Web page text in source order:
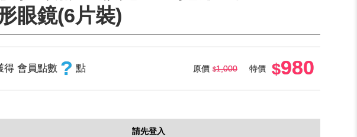
眼鏡(6片裝)
得 會員點數 ? 點 原價 1,000 特價 980
請先登入